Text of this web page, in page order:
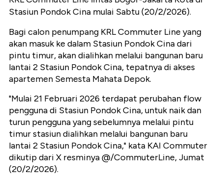
Stasiun Pondok Cina mulai Sabtu (20/2/2026).
Bagi calon penumpang KRL Commuter Line yang
akan masuk ke dalam Stasiun Pondok Cina dari
pintu timur, akan dialihkan melalui bangunan baru
lantai 2 Stasiun Pondok Cina, tepatnya di akses
apartemen Semesta Mahata Depok.
"Mulai 21 Februari 2026 terdapat perubahan flow
pengguna di Stasiun Pondok Cina, untuk naik dan
turun pengguna yang sebelumnya melalui pintu
timur stasiun dialihkan melalui bangunan baru
lantai 2 Stasiun Pondok Cina," kata KAI Commuter
dikutip dari X resminya @/CommuterLine, Jumat
(20/2/2026).